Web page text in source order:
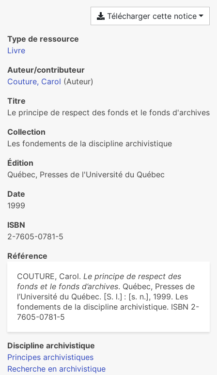
Télécharger cette notice
Type de ressource
Livre
Auteur/contributeur
Couture, Carol (Auteur)
Titre
Le principe de respect des fonds et le fonds d'archives
Collection
Les fondements de la discipline archivistique
Édition
Québec, Presses de l'Université du Québec
Date
1999
ISBN
2-7605-0781-5
Référence
COUTURE, Carol. Le principe de respect des
fonds et le fonds d’archives. Québec, Presses de
l’Université du Québec. [S. l.] : [s. n.], 1999. Les
fondements de la discipline archivistique. ISBN 2-
7605-0781-5
Discipline archivistique
Principes archivistiques
Recherche en archivistique